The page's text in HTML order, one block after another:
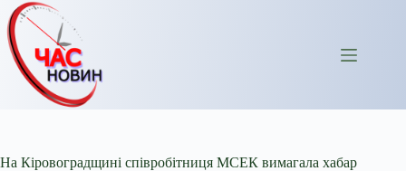
Перейти
до
вмісту
На Кіровоградщині співробітниця МСЕК вимагала хабар